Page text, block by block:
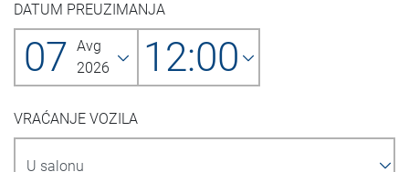
DATUM PREUZIMANJA
07 Avg
2026
12:00
VRAĆANJE VOZILA